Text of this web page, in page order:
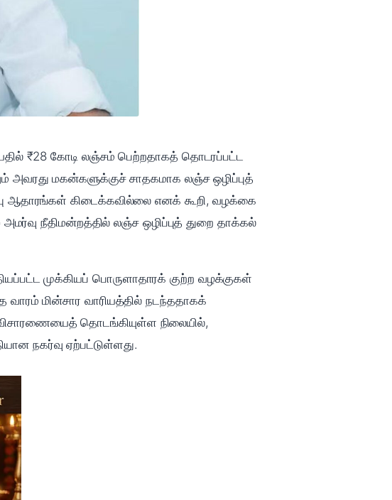
₹28 கோடி லஞ்சம் பெற்றதாகத் தொடரப்பட்ட
மகன்களுக்குச் சாதகமாக லஞ்ச ஒழிப்புத்
ஆதாரங்கள் கிடைக்கவில்லை எனக் கூறி, வழக்கை
நீதிமன்றத்தில் லஞ்ச ஒழிப்புத் துறை தாக்கல்
முக்கியப் பொருளாதாரக் குற்ற வழக்குகள்
வாரம் மின்சார வாரியத்தில் நடந்ததாகக்
தொடங்கியுள்ள நிலையில்,
நகர்வு ஏற்பட்டுள்ளது.